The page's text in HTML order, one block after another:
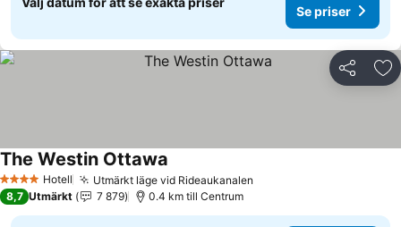
Se priser
Dela
4 StjärnorHotell Utmärkt läge vid Rideaukanalen
The Westin Ottawa
8,7 Utmärkt 7 879 0.4 km till Centrum